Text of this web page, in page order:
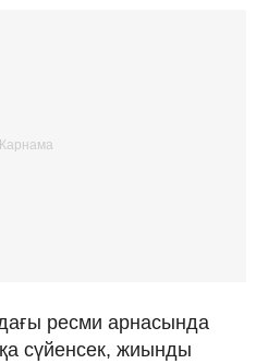
ресми арнасында
сүйенсек, жиынды